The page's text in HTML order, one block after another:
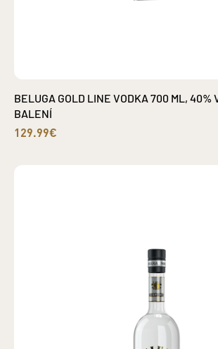
BELUGA GOLD LINE VODKA 700 ML, 40%
BALENÍ
129.99€